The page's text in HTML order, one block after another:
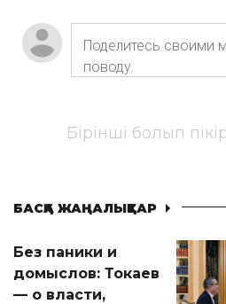
Бірінші болып
БАСҚА ЖАҢАЛЫҚТАР
Без паники и
домыслов: Токаев
— о власти,